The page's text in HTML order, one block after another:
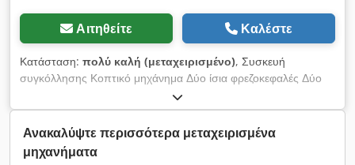
Αιτηθείτε Καλέστε
Κατάσταση: πολύ καλή (μεταχειρισμένο), Συσκευή
συγκόλλησης Κοπτικό μηχάνημα Δύο ίσια φρεζοκεφαλές Δύο
στρογγυλεμένες φρεζοκεφαλές Codpfx Afsxdy Sloloha
Ανακαλύψτε περισσότερα μεταχειρισμένα
μηχανήματα